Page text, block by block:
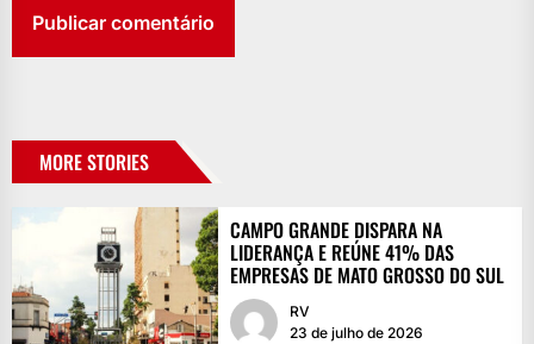
MORE STORIES
CAMPO GRANDE DISPARA NA
LIDERANÇA E REÚNE 41% DAS
EMPRESAS DE MATO GROSSO DO SUL
RV
23 de julho de 2026